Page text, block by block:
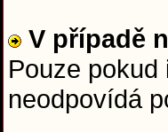
V případě
Pouze
neodpovídá